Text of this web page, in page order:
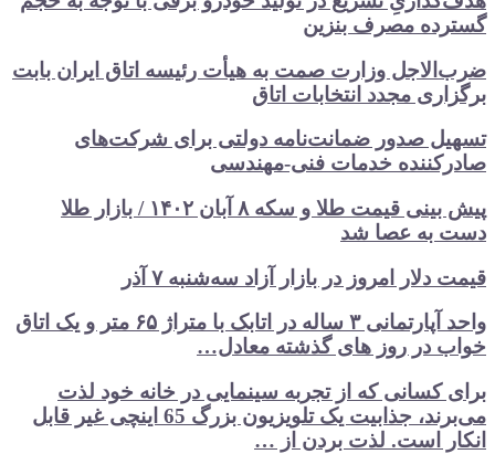
گسترده مصرف‌ بنزین‌
ضرب‌الاجل وزارت صمت به هیأت رئیسه اتاق‌ ایران بابت
برگزاری مجدد انتخابات اتاق
تسهیل صدور ضمانت‌نامه دولتی برای شرکت‌های
صادرکننده خدمات فنی-مهندسی
پیش بینی قیمت طلا و سکه ۸ آبان ۱۴۰۲ / بازار طلا
دست‌ به عصا شد
قیمت دلار امروز در بازار آزاد سه‌شنبه ۷ آذر
واحد آپارتمانی ۳ ساله در اتابک با متراژ ۶۵ متر و یک اتاق
خواب در روز های گذشته معادل…
برای کسانی که از تجربه سینمایی در خانه خود لذت
می‌برند، جذابیت یک تلویزیون بزرگ 65 اینچی غیر قابل
انکار است. لذت بردن از …